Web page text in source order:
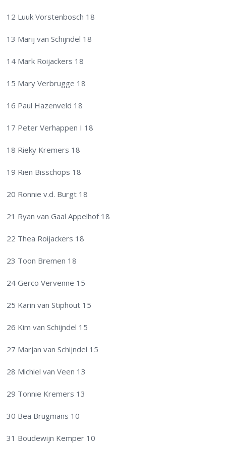
12 Luuk Vorstenbosch 18
13 Marij van Schijndel 18
14 Mark Roijackers 18
15 Mary Verbrugge 18
16 Paul Hazenveld 18
17 Peter Verhappen I 18
18 Rieky Kremers 18
19 Rien Bisschops 18
20 Ronnie v.d. Burgt 18
21 Ryan van Gaal Appelhof 18
22 Thea Roijackers 18
23 Toon Bremen 18
24 Gerco Vervenne 15
25 Karin van Stiphout 15
26 Kim van Schijndel 15
27 Marjan van Schijndel 15
28 Michiel van Veen 13
29 Tonnie Kremers 13
30 Bea Brugmans 10
31 Boudewijn Kemper 10